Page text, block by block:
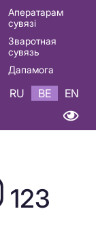
Аператарам
сувязі
Зваротная
сувязь
Дапамога
RU BE EN
123